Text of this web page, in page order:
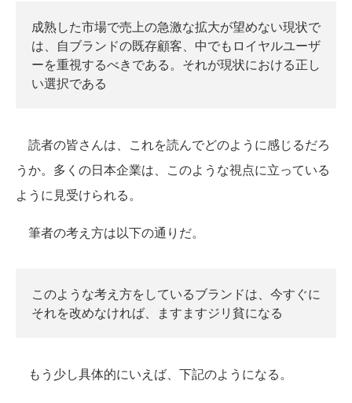
成熟した市場で売上の急激な拡大が望めない現状で
は、自ブランドの既存顧客、中でもロイヤルユーザ
ーを重視するべきである。それが現状における正し
い選択である
読者の皆さんは、これを読んでどのように感じるだろ
うか。多くの日本企業は、このような視点に立っている
ように見受けられる。
筆者の考え方は以下の通りだ。
このような考え方をしているブランドは、今すぐに
それを改めなければ、ますますジリ貧になる
もう少し具体的にいえば、下記のようになる。